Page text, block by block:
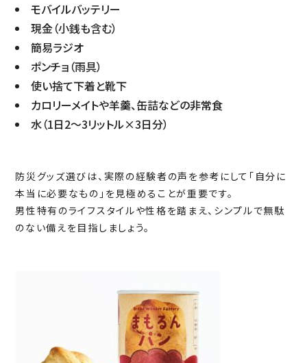
モバイルバッテリー
現金（小銭も含む）
簡易ラジオ
ポンチョ（雨具）
使い捨て下着と靴下
カロリーメイトや羊羹、缶詰などの非常食
水（1日2〜3リットル×3日分）
防災グッズ選びは、実際の経験者の声を参考にして「自分に
本当に必要なもの」を見極めることが重要です。
男性特有のライフスタイルや性格を踏まえ、シンプルで無駄
のない備えを目指しましょう。